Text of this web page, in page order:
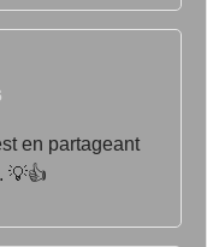
en partageant
💡👍